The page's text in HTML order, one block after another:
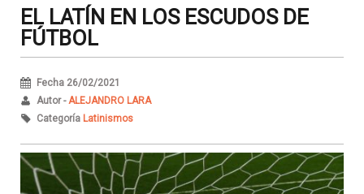
EL LATÍN EN LOS ESCUDOS DE
FÚTBOL
Fecha 26/02/2021
Autor -ALEJANDRO LARA
Categoría Latinismos